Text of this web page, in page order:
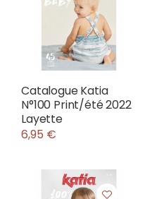
Catalogue Katia
N°100 Print/été 2022
Layette
6,95 €